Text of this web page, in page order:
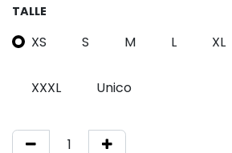
TALLE
XS S M L XL
XXXL Unico